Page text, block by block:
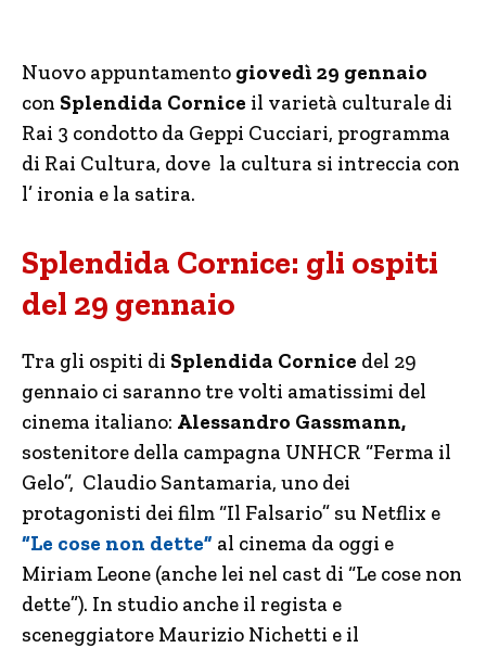
Nuovo appuntamento giovedì 29 gennaio
con Splendida Cornice il varietà culturale di
Rai 3 condotto da Geppi Cucciari, programma
di Rai Cultura, dove la cultura si intreccia con
l’ ironia e la satira.
Splendida Cornice: gli ospiti
del 29 gennaio
Tra gli ospiti di Splendida Cornice del 29
gennaio ci saranno tre volti amatissimi del
cinema italiano: Alessandro Gassmann,
sostenitore della campagna UNHCR “Ferma il
Gelo”, Claudio Santamaria, uno dei
protagonisti dei film “Il Falsario” su Netflix e
“Le cose non dette” al cinema da oggi e
Miriam Leone (anche lei nel cast di “Le cose non
dette”). In studio anche il regista e
sceneggiatore Maurizio Nichetti e il